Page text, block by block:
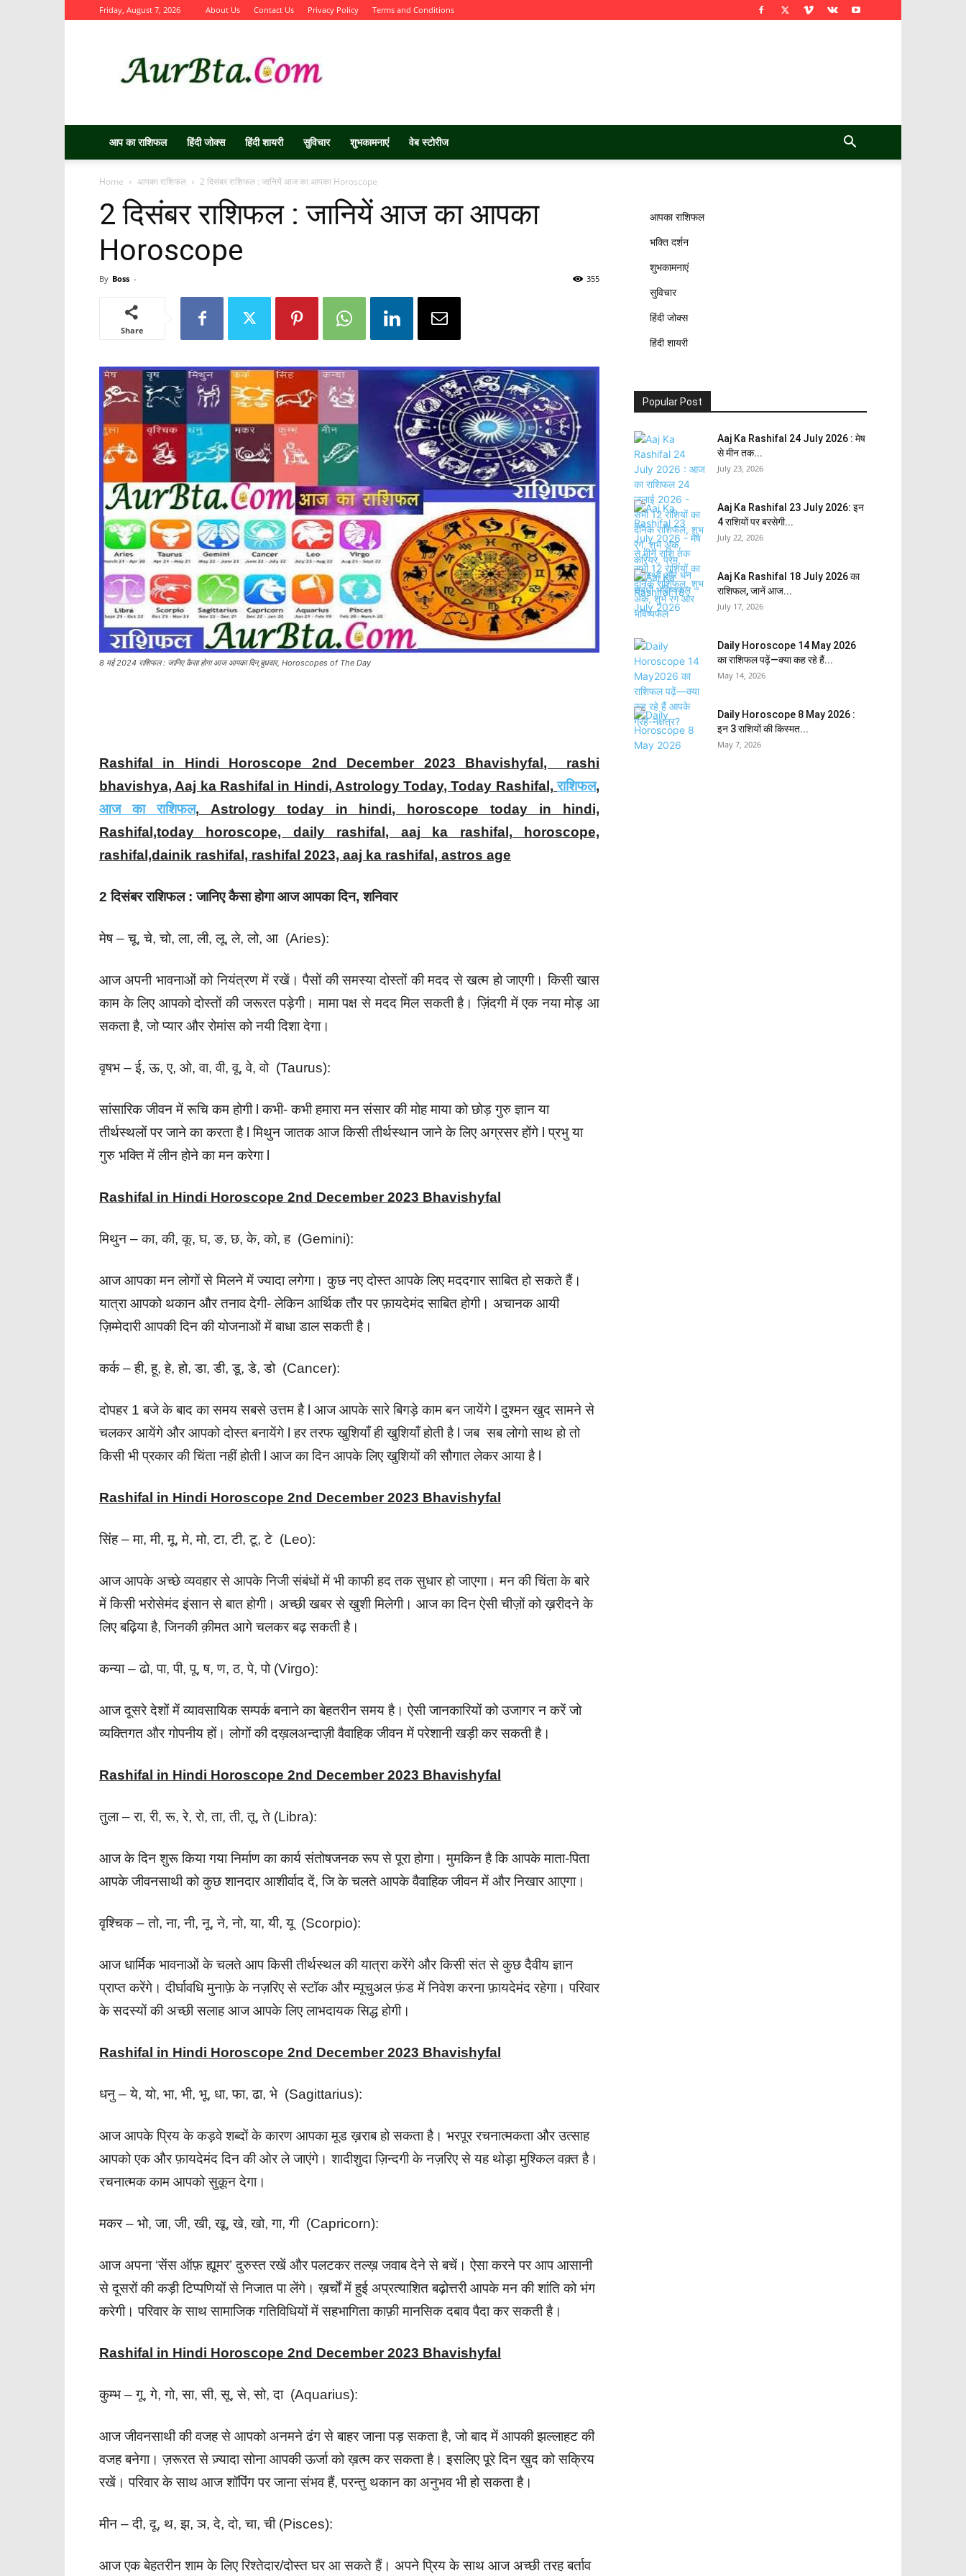
Friday, August 7, 2026 About Us Contact Us Privacy Policy Terms and Conditions
आप का राशिफल हिंदी जोक्स हिंदी शायरी सुविचार शुभकामनाएं वेब स्टोरीज
Home आपका राशिफल 2 दिसंबर राशिफल : जानियें आज का आपका Horoscope
2 दिसंबर राशिफल : जानियें आज का आपका
Horoscope
By Boss - 355
Share
8 मई 2024 राशिफल : जानिए कैसा होगा आज आपका दिन,बुधवार, Horoscopes of The Day
Rashifal in Hindi Horoscope 2nd December 2023 Bhavishyfal, rashi
bhavishya, Aaj ka Rashifal in Hindi, Astrology Today, Today Rashifal,राशिफल,
आज का राशिफल, Astrology today in hindi, horoscope today in hindi,
Rashifal,today horoscope, daily rashifal, aaj ka rashifal, horoscope,
rashifal,dainik rashifal, rashifal 2023, aaj ka rashifal, astros age
2 दिसंबर राशिफल : जानिए कैसा होगा आज आपका दिन, शनिवार
मेष – चू, चे, चो, ला, ली, लू, ले, लो, आ (Aries):
आज अपनी भावनाओं को नियंत्रण में रखें। पैसों की समस्या दोस्तों की मदद से खत्म हो जाएगी। किसी खास
काम के लिए आपको दोस्तों की जरूरत पड़ेगी। मामा पक्ष से मदद मिल सकती है। ज़िंदगी में एक नया मोड़ आ
सकता है, जो प्यार और रोमांस को नयी दिशा देगा।
वृषभ – ई, ऊ, ए, ओ, वा, वी, वू, वे, वो (Taurus):
सांसारिक जीवन में रूचि कम होगी l कभी- कभी हमारा मन संसार की मोह माया को छोड़ गुरु ज्ञान या
तीर्थस्थलों पर जाने का करता है l मिथुन जातक आज किसी तीर्थस्थान जाने के लिए अग्रसर होंगे l प्रभु या
गुरु भक्ति में लीन होने का मन करेगा l
Rashifal in Hindi Horoscope 2nd December 2023 Bhavishyfal
मिथुन – का, की, कू, घ, ङ, छ, के, को, ह (Gemini):
आज आपका मन लोगों से मिलने में ज्यादा लगेगा। कुछ नए दोस्त आपके लिए मददगार साबित हो सकते हैं।
यात्रा आपको थकान और तनाव देगी- लेकिन आर्थिक तौर पर फ़ायदेमंद साबित होगी। अचानक आयी
ज़िम्मेदारी आपकी दिन की योजनाओं में बाधा डाल सकती है।
कर्क – ही, हू, हे, हो, डा, डी, डू, डे, डो (Cancer):
दोपहर 1 बजे के बाद का समय सबसे उत्तम है l आज आपके सारे बिगड़े काम बन जायेंगे l दुश्मन खुद सामने से
चलकर आयेंगे और आपको दोस्त बनायेंगे l हर तरफ खुशियाँ ही खुशियाँ होती है l जब सब लोगो साथ हो तो
किसी भी प्रकार की चिंता नहीं होती l आज का दिन आपके लिए खुशियों की सौगात लेकर आया है l
Rashifal in Hindi Horoscope 2nd December 2023 Bhavishyfal
सिंह – मा, मी, मू, मे, मो, टा, टी, टू, टे (Leo):
आज आपके अच्छे व्यवहार से आपके निजी संबंधों में भी काफी हद तक सुधार हो जाएगा। मन की चिंता के बारे
में किसी भरोसेमंद इंसान से बात होगी। अच्छी खबर से खुशी मिलेगी। आज का दिन ऐसी चीज़ों को ख़रीदने के
लिए बढ़िया है, जिनकी क़ीमत आगे चलकर बढ़ सकती है।
कन्या – ढो, पा, पी, पू, ष, ण, ठ, पे, पो (Virgo):
आज दूसरे देशों में व्यावसायिक सम्पर्क बनाने का बेहतरीन समय है। ऐसी जानकारियों को उजागर न करें जो
व्यक्तिगत और गोपनीय हों। लोगों की दख़लअन्दाज़ी वैवाहिक जीवन में परेशानी खड़ी कर सकती है।
Rashifal in Hindi Horoscope 2nd December 2023 Bhavishyfal
तुला – रा, री, रू, रे, रो, ता, ती, तू, ते (Libra):
आज के दिन शुरू किया गया निर्माण का कार्य संतोषजनक रूप से पूरा होगा। मुमकिन है कि आपके माता-पिता
आपके जीवनसाथी को कुछ शानदार आशीर्वाद दें, जि के चलते आपके वैवाहिक जीवन में और निखार आएगा।
वृश्चिक – तो, ना, नी, नू, ने, नो, या, यी, यू (Scorpio):
आज धार्मिक भावनाओं के चलते आप किसी तीर्थस्थल की यात्रा करेंगे और किसी संत से कुछ दैवीय ज्ञान
प्राप्त करेंगे। दीर्घावधि मुनाफ़े के नज़रिए से स्टॉक और म्यूचुअल फ़ंड में निवेश करना फ़ायदेमंद रहेगा। परिवार
के सदस्यों की अच्छी सलाह आज आपके लिए लाभदायक सिद्ध होगी।
Rashifal in Hindi Horoscope 2nd December 2023 Bhavishyfal
धनु – ये, यो, भा, भी, भू, धा, फा, ढा, भे (Sagittarius):
आज आपके प्रिय के कड़वे शब्दों के कारण आपका मूड ख़राब हो सकता है। भरपूर रचनात्मकता और उत्साह
आपको एक और फ़ायदेमंद दिन की ओर ले जाएंगे। शादीशुदा ज़िन्दगी के नज़रिए से यह थोड़ा मुश्किल वक़्त है।
रचनात्मक काम आपको सुक़ून देगा।
मकर – भो, जा, जी, खी, खू, खे, खो, गा, गी (Capricorn):
आज अपना ‘सेंस ऑफ़ ह्यूमर’ दुरुस्त रखें और पलटकर तल्ख़ जवाब देने से बचें। ऐसा करने पर आप आसानी
से दूसरों की कड़ी टिप्पणियों से निजात पा लेंगे। ख़र्चों में हुई अप्रत्याशित बढ़ोत्तरी आपके मन की शांति को भंग
करेगी। परिवार के साथ सामाजिक गतिविधियों में सहभागिता काफ़ी मानसिक दबाव पैदा कर सकती है।
Rashifal in Hindi Horoscope 2nd December 2023 Bhavishyfal
कुम्भ – गू, गे, गो, सा, सी, सू, से, सो, दा (Aquarius):
आज जीवनसाथी की वजह से आपको अनमने ढंग से बाहर जाना पड़ सकता है, जो बाद में आपकी झल्लाहट की
वजह बनेगा। ज़रूरत से ज़्यादा सोना आपकी ऊर्जा को ख़त्म कर सकता है। इसलिए पूरे दिन ख़ुद को सक्रिय
रखें। परिवार के साथ आज शॉपिंग पर जाना संभव हैं, परन्तु थकान का अनुभव भी हो सकता है।
मीन – दी, दू, थ, झ, ञ, दे, दो, चा, ची (Pisces):
आज एक बेहतरीन शाम के लिए रिश्तेदार/दोस्त घर आ सकते हैं। अपने प्रिय के साथ आज अच्छी तरह बर्ताव
आपका राशिफल
भक्ति दर्शन
शुभकामनाएं
सुविचार
हिंदी जोक्स
हिंदी शायरी
Popular Post
Aaj Ka Rashifal 24 July 2026 : मेष
से मीन तक...
July 23, 2026
Aaj Ka Rashifal 23 July 2026: इन
4 राशियों पर बरसेगी...
July 22, 2026
Aaj Ka Rashifal 18 July 2026 का
राशिफल, जानें आज...
July 17, 2026
Daily Horoscope 14 May 2026
का राशिफल पढ़ें—क्या कह रहे हैं...
May 14, 2026
Daily Horoscope 8 May 2026 :
इन 3 राशियों की किस्मत...
May 7, 2026